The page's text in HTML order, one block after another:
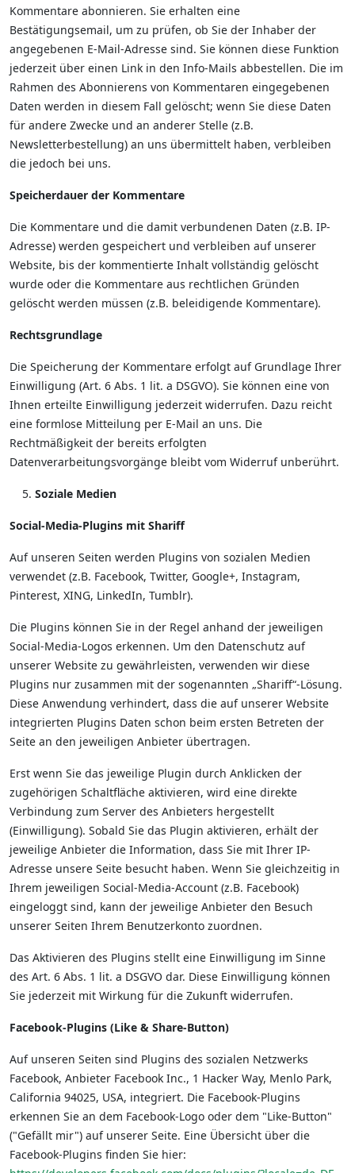
Kommentare abonnieren. Sie erhalten eine
Bestätigungsemail, um zu prüfen, ob Sie der Inhaber der
angegebenen E-Mail-Adresse sind. Sie können diese Funktion
jederzeit über einen Link in den Info-Mails abbestellen. Die im
Rahmen des Abonnierens von Kommentaren eingegebenen
Daten werden in diesem Fall gelöscht; wenn Sie diese Daten
für andere Zwecke und an anderer Stelle (z.B.
Newsletterbestellung) an uns übermittelt haben, verbleiben
die jedoch bei uns.
Speicherdauer der Kommentare
Die Kommentare und die damit verbundenen Daten (z.B. IP-
Adresse) werden gespeichert und verbleiben auf unserer
Website, bis der kommentierte Inhalt vollständig gelöscht
wurde oder die Kommentare aus rechtlichen Gründen
gelöscht werden müssen (z.B. beleidigende Kommentare).
Rechtsgrundlage
Die Speicherung der Kommentare erfolgt auf Grundlage Ihrer
Einwilligung (Art. 6 Abs. 1 lit. a DSGVO). Sie können eine von
Ihnen erteilte Einwilligung jederzeit widerrufen. Dazu reicht
eine formlose Mitteilung per E-Mail an uns. Die
Rechtmäßigkeit der bereits erfolgten
Datenverarbeitungsvorgänge bleibt vom Widerruf unberührt.
Soziale Medien
Social-Media-Plugins mit Shariff
Auf unseren Seiten werden Plugins von sozialen Medien
verwendet (z.B. Facebook, Twitter, Google+, Instagram,
Pinterest, XING, LinkedIn, Tumblr).
Die Plugins können Sie in der Regel anhand der jeweiligen
Social-Media-Logos erkennen. Um den Datenschutz auf
unserer Website zu gewährleisten, verwenden wir diese
Plugins nur zusammen mit der sogenannten „Shariff“-Lösung.
Diese Anwendung verhindert, dass die auf unserer Website
integrierten Plugins Daten schon beim ersten Betreten der
Seite an den jeweiligen Anbieter übertragen.
Erst wenn Sie das jeweilige Plugin durch Anklicken der
zugehörigen Schaltfläche aktivieren, wird eine direkte
Verbindung zum Server des Anbieters hergestellt
(Einwilligung). Sobald Sie das Plugin aktivieren, erhält der
jeweilige Anbieter die Information, dass Sie mit Ihrer IP-
Adresse unsere Seite besucht haben. Wenn Sie gleichzeitig in
Ihrem jeweiligen Social-Media-Account (z.B. Facebook)
eingeloggt sind, kann der jeweilige Anbieter den Besuch
unserer Seiten Ihrem Benutzerkonto zuordnen.
Das Aktivieren des Plugins stellt eine Einwilligung im Sinne
des Art. 6 Abs. 1 lit. a DSGVO dar. Diese Einwilligung können
Sie jederzeit mit Wirkung für die Zukunft widerrufen.
Facebook-Plugins (Like & Share-Button)
Auf unseren Seiten sind Plugins des sozialen Netzwerks
Facebook, Anbieter Facebook Inc., 1 Hacker Way, Menlo Park,
California 94025, USA, integriert. Die Facebook-Plugins
erkennen Sie an dem Facebook-Logo oder dem "Like-Button"
("Gefällt mir") auf unserer Seite. Eine Übersicht über die
Facebook-Plugins finden Sie hier: